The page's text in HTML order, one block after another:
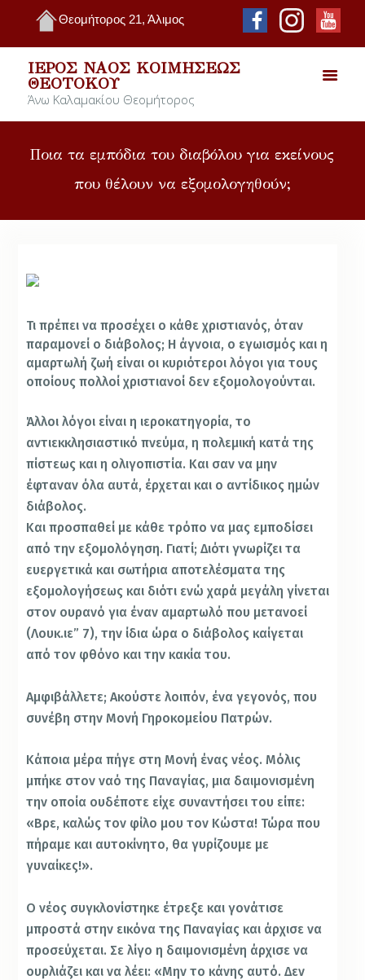
Θεομήτορος 21, Άλιμος
ΙΕΡΌΣ ΝΑΌΣ ΚΟΙΜΉΣΕΩΣ
ΘΕΟΤΌΚΟΥ
Άνω Καλαμακίου Θεομήτορος
Ποια τα εμπόδια του διαβόλου για εκείνους
που θέλουν να εξομολογηθούν;
Τι πρέπει να προσέχει ο κάθε χριστιανός, όταν
παραμονεί ο διάβολος; Η άγνοια, ο εγωισμός και η
αμαρτωλή ζωή είναι οι κυριότεροι λόγοι για τους
οποίους πολλοί χριστιανοί δεν εξομολογούνται.
Άλλοι λόγοι είναι η ιεροκατηγορία, το
αντιεκκλησιαστικό πνεύμα, η πολεμική κατά της
πίστεως και η ολιγοπιστία. Και σαν να μην
έφταναν όλα αυτά, έρχεται και ο αντίδικος ημών
διάβολος.
Και προσπαθεί με κάθε τρόπο να μας εμποδίσει
από την εξομολόγηση. Γιατί; Διότι γνωρίζει τα
ευεργετικά και σωτήρια αποτελέσματα της
εξομολογήσεως και διότι ενώ χαρά μεγάλη γίνεται
στον ουρανό για έναν αμαρτωλό που μετανοεί
(Λουκ.ιε” 7), την ίδια ώρα ο διάβολος καίγεται
από τον φθόνο και την κακία του.
Αμφιβάλλετε; Ακούστε λοιπόν, ένα γεγονός, που
συνέβη στην Μονή Γηροκομείου Πατρών.
Κάποια μέρα πήγε στη Μονή ένας νέος. Μόλις
μπήκε στον ναό της Παναγίας, μια δαιμονισμένη
την οποία ουδέποτε είχε συναντήσει του είπε:
«Βρε, καλώς τον φίλο μου τον Κώστα! Τώρα που
πήραμε και αυτοκίνητο, θα γυρίζουμε με
γυναίκες!».
Ο νέος συγκλονίστηκε έτρεξε και γονάτισε
μπροστά στην εικόνα της Παναγίας και άρχισε να
προσεύχεται. Σε λίγο η δαιμονισμένη άρχισε να
ουρλιάζει και να λέει: «Μην το κάνης αυτό. Δεν